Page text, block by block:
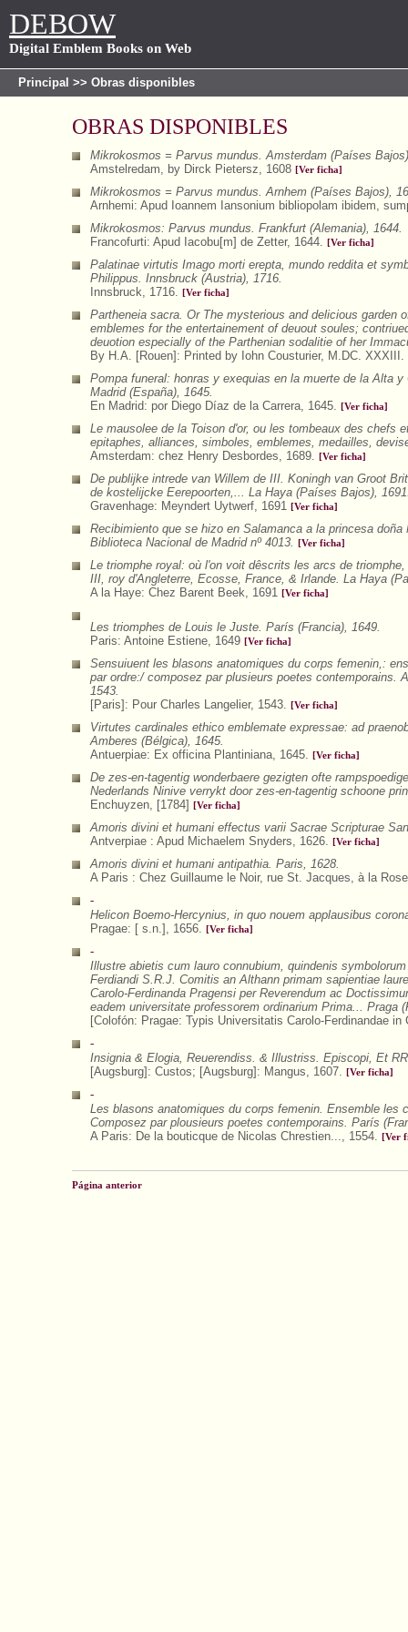
DEBOW
Digital Emblem Books on Web
Principal >> Obras disponibles
OBRAS DISPONIBLES
Mikrokosmos = Parvus mundus. Amsterdam (Países
Amstelredam, by Dirck Pietersz, 1608 [Ver ficha]
Mikrokosmos = Parvus mundus. Arnhem (Países Bajos),
Arnhemi: Apud Ioannem Iansonium bibliopolam ibidem,
Mikrokosmos: Parvus mundus. Frankfurt (Alemania), 1644.
Francofurti: Apud Iacobu[m] de Zetter, 1644.
[Ver ficha]
Palatinae virtutis Imago morti erepta, mundo reddita et
Philippus. Innsbruck (Austria), 1716.
Innsbruck, 1716.
[Ver ficha]
Partheneia sacra. Or The mysterious and delicious
emblemes for the entertainement of deuout soules;
deuotion especially of the Parthenian sodalitie of her
By H.A. [Rouen]: Printed by Iohn Cousturier, M.DC.
Pompa funeral: honras y exequias en la muerte de la Alta
Madrid (España), 1645.
En Madrid: por Diego Díaz de la Carrera, 1645.
[Ver ficha]
Le mausolee de la Toison d'or, ou les tombeaux des chefs
epitaphes, alliances, simboles, emblemes, medailles,
Amsterdam: chez Henry Desbordes, 1689.
[Ver ficha]
De publijke intrede van Willem de III. Koningh van Groot
de kostelijcke Eerepoorten,... La Haya (Países Bajos),
Gravenhage: Meyndert Uytwerf, 1691 [Ver ficha]
Recibimiento que se hizo en Salamanca a la princesa
Biblioteca Nacional de Madrid nº 4013.
[Ver ficha]
Le triomphe royal: où l'on voit dêscrits les arcs de
III, roy d'Angleterre, Ecosse, France, & Irlande. La Haya
A la Haye: Chez Barent Beek, 1691 [Ver ficha]
Les triomphes de Louis le Juste. París (Francia), 1649.
Paris: Antoine Estiene, 1649 [Ver ficha]
Sensuiuent les blasons anatomiques du corps femenin,:
par ordre:/ composez par plusieurs poetes
1543.
[Paris]: Pour Charles Langelier, 1543.
[Ver ficha]
Virtutes cardinales ethico emblemate expressae: ad
Amberes (Bélgica), 1645.
Antuerpiae: Ex officina Plantiniana, 1645.
[Ver ficha]
De zes-en-tagentig wonderbaere gezigten ofte
Nederlands Ninive verrykt door zes-en-tagentig schoone
Enchuyzen, [1784]
[Ver ficha]
Amoris divini et humani effectus varii Sacrae Scripturae
Antverpiae : Apud Michaelem Snyders, 1626.
[Ver ficha]
Amoris divini et humani antipathia. Paris, 1628.
A Paris : Chez Guillaume le Noir, rue St. Jacques, à la
-
Helicon Boemo-Hercynius, in quo nouem applausibus
Pragae: [ s.n.], 1656.
[Ver ficha]
-
Illustre abietis cum lauro connubium, quindenis
Ferdiandi S.R.J. Comitis an Althann primam sapientiae
Carolo-Ferdinanda Pragensi per Reverendum ac
eadem universitate professorem ordinarium Prima... Praga
[Colofón: Pragae: Typis Universitatis Carolo-Ferdinandae
-
Insignia & Elogia, Reuerendiss. & Illustriss. Episcopi, Et
[Augsburg]: Custos; [Augsburg]: Mangus, 1607.
[Ver ficha]
-
Les blasons anatomiques du corps femenin. Ensemble
Composez par plousieurs poetes contemporains. París
A Paris: De la bouticque de Nicolas Chrestien..., 1554.
[Ver
Página anterior